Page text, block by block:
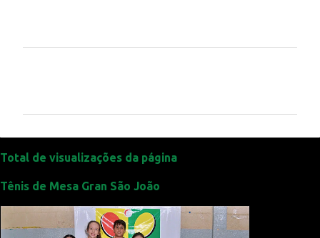
e
n
t
r
i
Total de visualizações da página
Tênis de Mesa Gran São João